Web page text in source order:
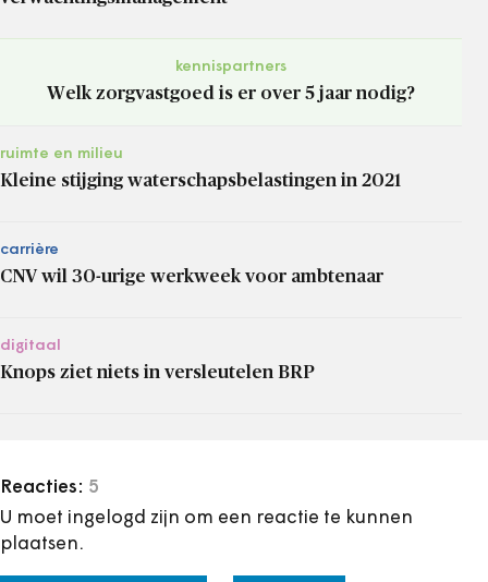
kennispartners
Welk zorgvastgoed is er over 5 jaar nodig?
ruimte en milieu
Kleine stijging waterschapsbelastingen in 2021
carrière
CNV wil 30-urige werkweek voor ambtenaar
digitaal
Knops ziet niets in versleutelen BRP
Reacties: 5
U moet ingelogd zijn om een reactie te kunnen
plaatsen.